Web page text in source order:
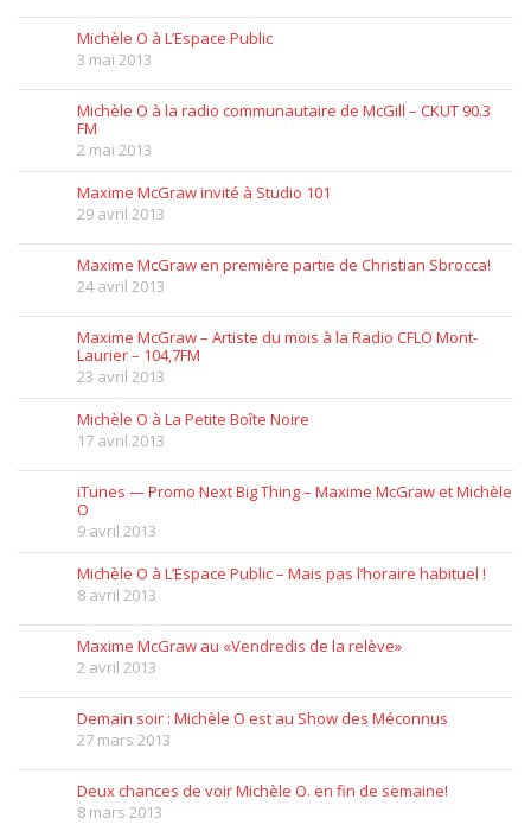
Michèle O à L’Espace Public
3 mai 2013
Michèle O à la radio communautaire de McGill – CKUT 90.3
FM
2 mai 2013
Maxime McGraw invité à Studio 101
29 avril 2013
Maxime McGraw en première partie de Christian Sbrocca!
24 avril 2013
Maxime McGraw – Artiste du mois à la Radio CFLO Mont-
Laurier – 104,7FM
23 avril 2013
Michèle O à La Petite Boîte Noire
17 avril 2013
iTunes — Promo Next Big Thing – Maxime McGraw et Michèle
O
9 avril 2013
Michèle O à L’Espace Public – Mais pas l’horaire habituel !
8 avril 2013
Maxime McGraw au «Vendredis de la relève»
2 avril 2013
Demain soir : Michèle O est au Show des Méconnus
27 mars 2013
Deux chances de voir Michèle O. en fin de semaine!
8 mars 2013